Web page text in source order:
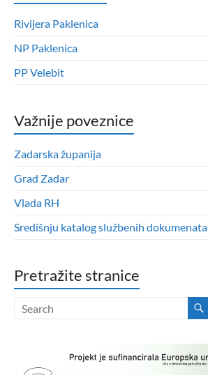
Rivijera Paklenica
NP Paklenica
PP Velebit
Važnije poveznice
Zadarska županija
Grad Zadar
Vlada RH
Središnju katalog službenih dokumenata
Pretražite stranice